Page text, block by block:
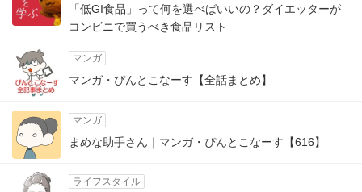
「低GI食品」って何を選べばいいの？ダイエッターが
コンビニで買うべき食品リスト
マンガ
マンガ・ぴんとこなーす【全話まとめ】
マンガ
まめな助手さん｜マンガ・ぴんとこなーす【616】
ライフスタイル